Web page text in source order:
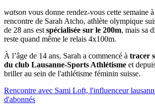
watson vous donne rendez-vous cette semaine
rencontre de Sarah Atcho, athlète olympique
de 28 ans est spécialisée sur le 200m, mais sa
reste quand même le relais 4x100m.
À l’âge de 14 ans, Sarah a commencé à tracer
du club Lausanne-Sports Athlétisme et
briller au sein de l'athlétisme féminin suisse.
Rencontre avec Sami Loft, l'influenceur
d'abonnés